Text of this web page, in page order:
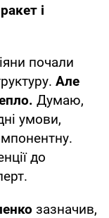
і
почали
Але
Думаю,
умови,
до
зазначив,